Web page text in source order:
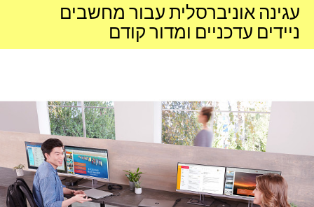
עגינה אוניברסלית עבור מחשבים
ניידים עדכניים ומדור קודם